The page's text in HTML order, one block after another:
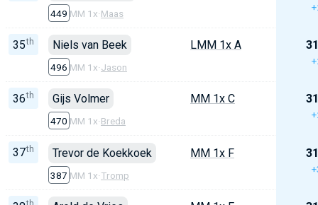
449 MM 1x·Maas
35th Niels van Beek
496 MM 1x·Jason
LMM 1x A
36th Gijs Volmer
470 MM 1x·Breda
MM 1x C
37th Trevor de Koekkoek
387 MM 1x·Tromp
MM 1x F